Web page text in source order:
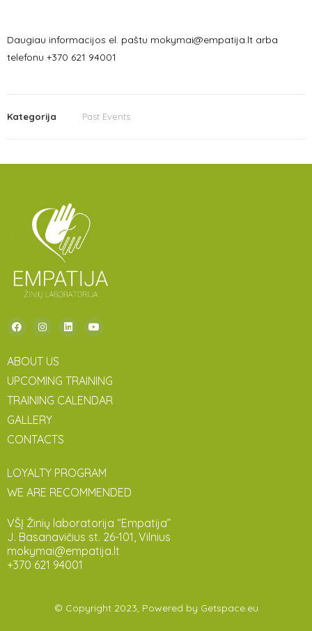
Daugiau informacijos el. paštu mokymai@empatija.lt arba
telefonu +370 621 94001
Kategorija Past Events
ABOUT US
UPCOMING TRAINING
TRAINING CALENDAR
GALLERY
CONTACTS
LOYALTY PROGRAM
WE ARE RECOMMENDED
VŠĮ Žinių laboratorija “Empatija”
J. Basanavičius st. 26-101, Vilnius
mokymai@empatija.lt
+370 621 94001
© Copyright 2023, Powered by Getspace.eu